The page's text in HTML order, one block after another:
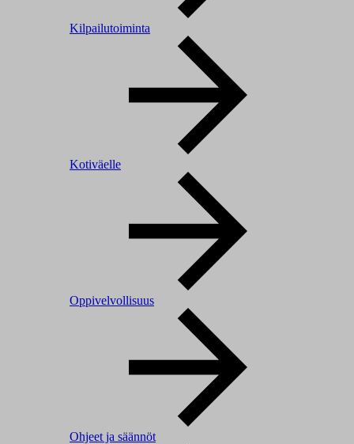
Kilpailutoiminta
Kotiväelle
Oppivelvollisuus
Ohjeet ja säännöt